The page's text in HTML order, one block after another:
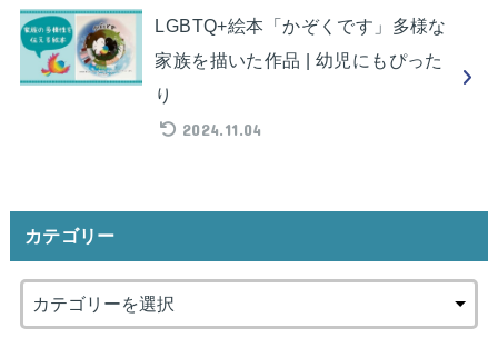
LGBTQ+絵本「かぞくです」多様な
家族を描いた作品 | 幼児にもぴった
り
2024.11.04
カテゴリー